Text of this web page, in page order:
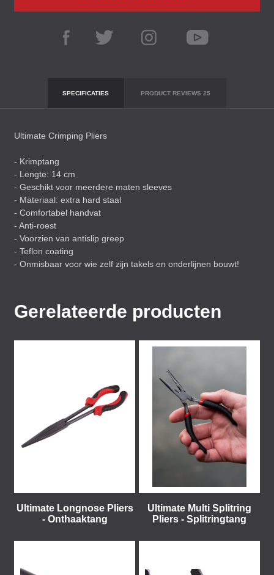
SPECIFICATIES PRODUCT REVIEWS 25
Ultimate Crimping Pliers
- Krimptang
- Lengte: 14 cm
- Geschikt voor meerdere maten sleeves
- Materiaal: extra hard staal
- Comfortabel handvat
- Anti-roest
- Voorzien van antislip greep
- Teflon coating
- Onmisbaar voor wie zelf zijn takels en onderlijnen bouwt!
Gerelateerde producten
Ultimate Longnose Pliers
- Onthaaktang
Ultimate Multi Splitring
Pliers - Splitringtang